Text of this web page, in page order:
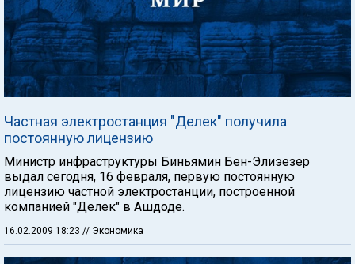
Частная электростанция "Делек" получила
постоянную лицензию
Министр инфраструктуры Биньямин Бен-Элиэезер
выдал сегодня, 16 февраля, первую постоянную
лицензию частной электростанции, построенной
компанией "Делек" в Ашдоде.
16.02.2009 18:23 // Экономика